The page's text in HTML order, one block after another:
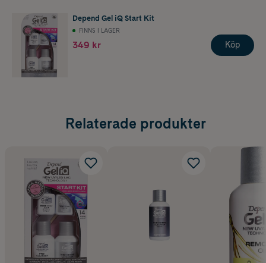
Depend Gel iQ Start Kit
FINNS I LAGER
349 kr Köp
Relaterade produkter